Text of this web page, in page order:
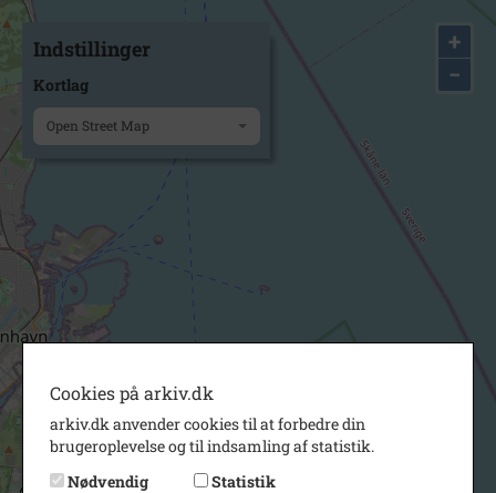
+
−
Indstillinger
Kortlag
Open Street Map
Cookies på arkiv.dk
arkiv.dk anvender cookies til at forbedre din
brugeroplevelse og til indsamling af statistik.
Nødvendig
Statistik